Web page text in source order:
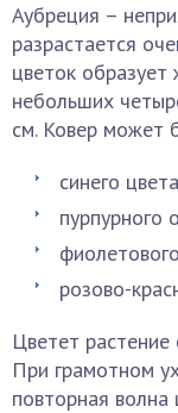
Аубреция –
разрастается
цветок
небольших
см. Ковер может
синего
пурпурного
розово-
Цветет
При грамотном
повторная волна